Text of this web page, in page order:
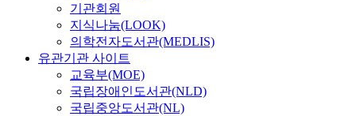
기관회원
지식나눔(LOOK)
의학전자도서관(MEDLIS)
유관기관 사이트
교육부(MOE)
국립장애인도서관(NLD)
국립중앙도서관(NL)